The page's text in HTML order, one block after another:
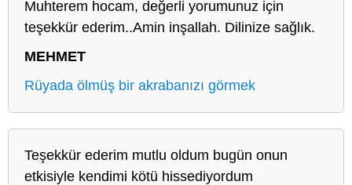
Muhterem hocam, değerli yorumunuz için
teşekkür ederim..Amin inşallah. Dilinize sağlık.
MEHMET
Rüyada ölmüş bir akrabanızı görmek
Teşekkür ederim mutlu oldum bugün onun
etkisiyle kendimi kötü hissediyordum